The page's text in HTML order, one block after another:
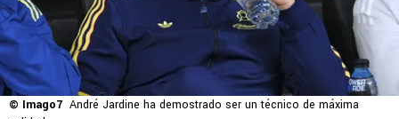
© Imago7 André Jardine ha demostrado ser un técnico de máxima